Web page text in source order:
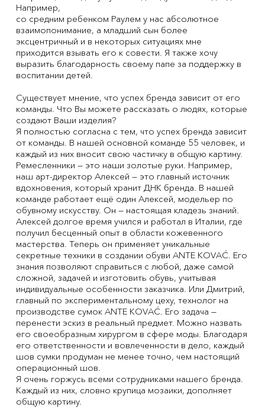
Например,
со средним ребенком Раулем у нас абсолютное
взаимопонимание, а младший сын более
эксцентричный и в некоторых ситуациях мне
приходится взывать его к совести. Я также хочу
выразить благодарность своему папе за поддержку в
воспитании детей.
Существует мнение, что успех бренда зависит от его
команды. Что Вы можете рассказать о людях, которые
создают Ваши изделия?
Я полностью согласна с тем, что успех бренда зависит
от команды. В нашей основной команде 55 человек, и
каждый из них вносит свою частичку в общую картину.
Ремесленники — это наши золотые руки. Например,
наш арт-директор Алексей — это главный источник
вдохновения, который хранит ДНК бренда. В нашей
команде работает ещё один Алексей, модельер по
обувному искусству. Он — настоящая кладезь знаний.
Алексей долгое время учился и работал в Италии, где
получил бесценный опыт в области кожевенного
мастерства. Теперь он применяет уникальные
секретные техники в создании обуви ANTE KOVAĆ. Его
знания позволяют справиться с любой, даже самой
сложной, задачей и изготовить обувь, учитывая
индивидуальные особенности заказчика. Или Дмитрий,
главный по экспериментальному цеху, технолог на
производстве сумок ANTE KOVAĆ. Его задача —
перенести эскиз в реальный предмет. Можно назвать
его своеобразным хирургом в сфере моды. Благодаря
его ответственности и вовлеченности в дело, каждый
шов сумки продуман не менее точно, чем настоящий
операционный шов.
Я очень горжусь всеми сотрудниками нашего бренда.
Каждый из них, словно крупица мозаики, дополняет
общую картину.